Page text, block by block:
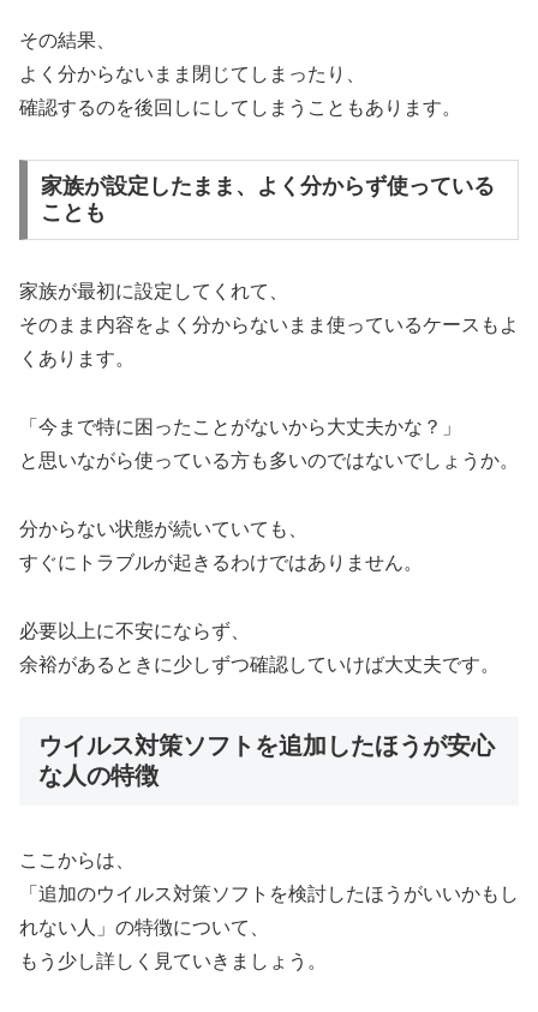
その結果、
よく分からないまま閉じてしまったり、
確認するのを後回しにしてしまうこともあります。
家族が設定したまま、よく分からず使っている
ことも
家族が最初に設定してくれて、
そのまま内容をよく分からないまま使っているケースもよ
くあります。
「今まで特に困ったことがないから大丈夫かな？」
と思いながら使っている方も多いのではないでしょうか。
分からない状態が続いていても、
すぐにトラブルが起きるわけではありません。
必要以上に不安にならず、
余裕があるときに少しずつ確認していけば大丈夫です。
ウイルス対策ソフトを追加したほうが安心
な人の特徴
ここからは、
「追加のウイルス対策ソフトを検討したほうがいいかもし
れない人」の特徴について、
もう少し詳しく見ていきましょう。